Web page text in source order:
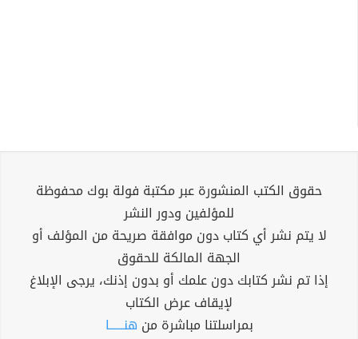
حقوق الكتب المنشورة عبر مكتبة فولة بوك محفوظة
للمؤلفين ودور النشر
لا يتم نشر أي كتاب دون موافقة صريحة من المؤلف أو
الجهة المالكة للحقوق
إذا تم نشر كتابك دون علمك أو بدون إذنك، يرجى الإبلاغ
لإيقاف عرض الكتاب
بمراسلتنا مباشرة من هنــــــا